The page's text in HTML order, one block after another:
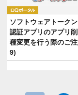
ソフトウェアトーク
認証アプリのアプリ
種変更を行う際のご
9)